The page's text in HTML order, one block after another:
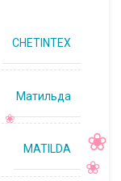
CHETINTEX
Матильда
MATILDA